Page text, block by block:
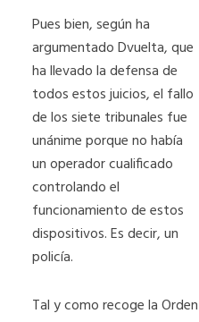
Pues bien, según ha
argumentado Dvuelta, que
ha llevado la defensa de
todos estos juicios, el fallo
de los siete tribunales fue
unánime porque no había
un operador cualificado
controlando el
funcionamiento de estos
dispositivos. Es decir, un
policía.
Tal y como recoge la Orden